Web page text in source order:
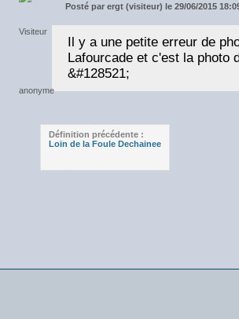
Posté par ergt (visiteur) le 29/06/2015
Il y a une petite erreur de
Lafourcade et c'est la photo
&#128521;
Définition précédente :
Loin de la Foule Dechainee